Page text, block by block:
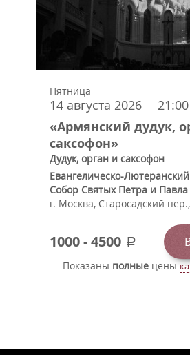
Пятница
14 августа 2026 21:00
«Армянский дудук,
саксофон»
Дудук, орган и саксофон
Евангелическо-
Собор Святых Петра и Павла
г. Москва, Старосадский
1000-4500 a
Показаны полныецены